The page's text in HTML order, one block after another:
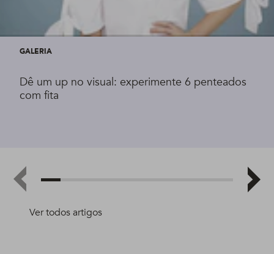
Ver todos artigos
GALERIA
Dê um up no visual: experimente 6 penteados
com fita